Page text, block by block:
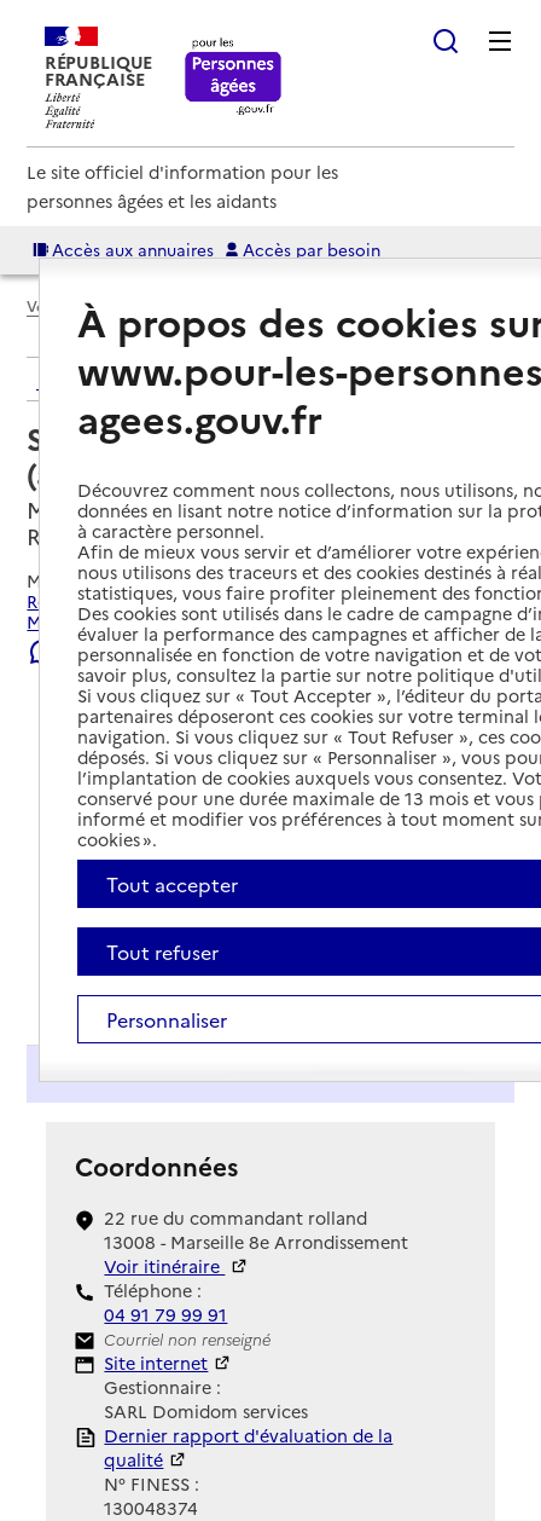
RÉPUBLIQUE
FRANÇAISE
Le site officiel d'information pour les
personnes âgées et les aidants
Accès aux annuaires Accès par besoin
Voir le fil d’Ariane
Retour aux résultats de l'annuaire
Service autonomie à domicile
(aide) – Domidom services
Marseille 8e Arrondissement, BOUCHES-DU-
RHONE
Mis à jour le23/07/2026
Rechercher les établissements et services autour de
Marseille 8e Arrondissement.
Signaler une erreur
Coordonnées
22 rue du commandant rolland
13008 - Marseille 8e Arrondissement
Voir itinéraire
Téléphone :
04 91 79 99 91
Contact
Courriel non renseigné
Site Internet
Site internet
Gestionnaire :
SARL Domidom services
Rapport HAS
Dernier rapport d'évaluation de la
qualité
N° FINESS :
130048374
À propos des cookies
www.pour-les-
agees.gouv.fr
Découvrez comment nous collectons, nous utilisons,
données en lisant notre notice d’information sur la
à caractère personnel.
Afin de mieux vous servir et d’améliorer votre
nous utilisons des traceurs et des cookies destinés à
statistiques, vous faire profiter pleinement des
Des cookies sont utilisés dans le cadre de campagne
évaluer la performance des campagnes et afficher de
personnalisée en fonction de votre navigation et de
savoir plus, consultez la partie sur notre politique
Si vous cliquez sur « Tout Accepter », l’éditeur du
partenaires déposeront ces cookies sur votre terminal
navigation. Si vous cliquez sur « Tout Refuser », ces
déposés. Si vous cliquez sur « Personnaliser », vous
l’implantation de cookies auxquels vous consentez.
conservé pour une durée maximale de 13 mois et
informé et modifier vos préférences à tout moment
cookies ».
Tout accepter
Tout refuser
Personnaliser